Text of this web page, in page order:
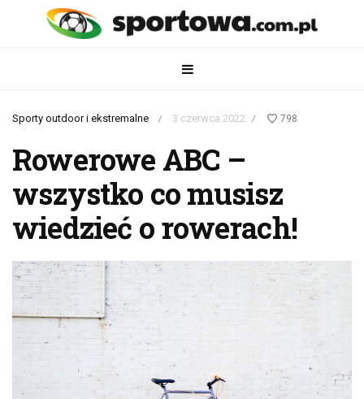
Sporty outdoor i ekstremalne / 3 czerwca 2022 / 798
Rowerowe ABC –
wszystko co musisz
wiedzieć o rowerach!